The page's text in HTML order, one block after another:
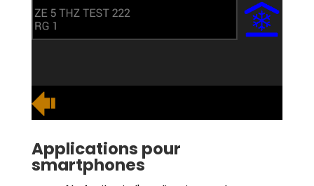
Applications pour
smartphones